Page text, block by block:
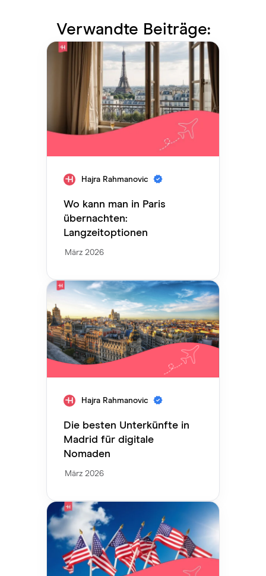
Verwandte Beiträge:
Hajra Rahmanovic
Wo kann man in Paris
übernachten:
Langzeitoptionen
März 2026
Hajra Rahmanovic
Die besten Unterkünfte in
Madrid für digitale
Nomaden
März 2026